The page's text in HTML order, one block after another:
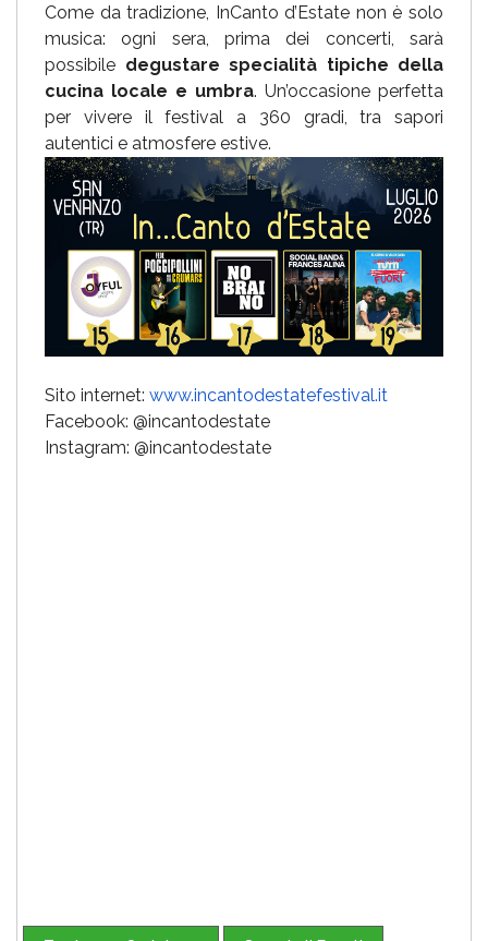
Come da tradizione, InCanto d’Estate non è solo
musica: ogni sera, prima dei concerti, sarà
possibile degustare specialità tipiche della
cucina locale e umbra. Un’occasione perfetta
per vivere il festival a 360 gradi, tra sapori
autentici e atmosfere estive.
Sito internet: www.incantodestatefestival.it
Facebook: @incantodestate
Instagram: @incantodestate